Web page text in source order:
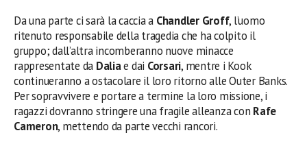
Da una parte ci sarà la caccia a Chandler Groff, l’uomo
ritenuto responsabile della tragedia che ha colpito il
gruppo; dall’altra incomberanno nuove minacce
rappresentate da Daliae dai Corsari, mentre i Kook
continueranno a ostacolare il loro ritorno alle Outer Banks.
Per sopravvivere e portare a termine la loro missione, i
ragazzi dovranno stringere una fragile alleanza con Rafe
Cameron, mettendo da parte vecchi rancori.